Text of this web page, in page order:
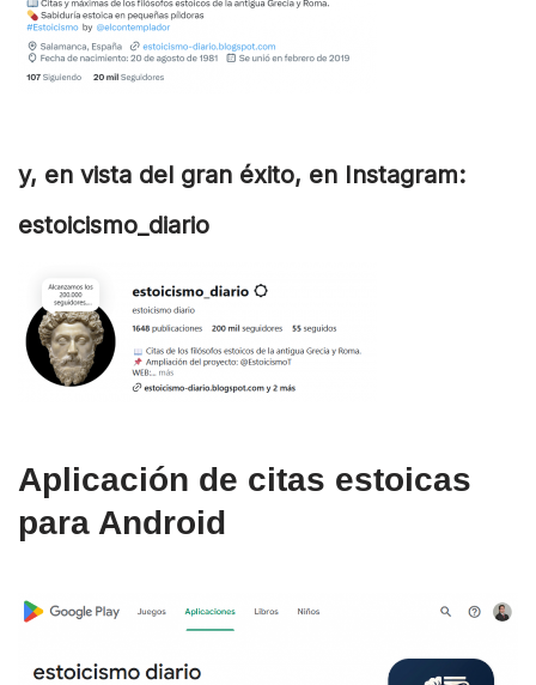
y, en vista del gran éxito, en Instagram:
estoicismo_diario
Aplicación de citas estoicas
para Android